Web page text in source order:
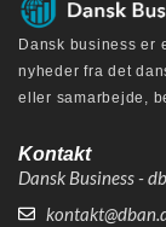
Dansk business er
nyheder fra det
eller samarbejde,
Kontakt
Dansk Business -